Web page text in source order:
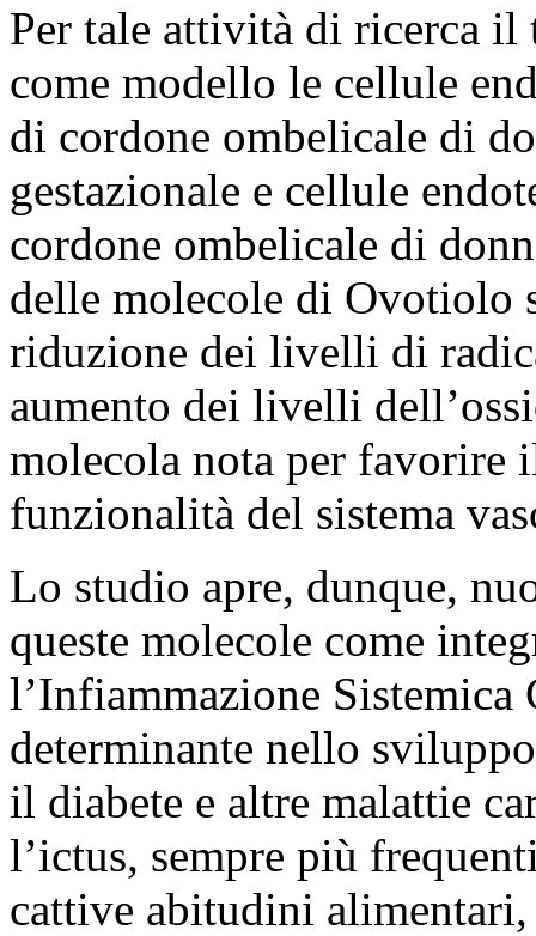
Per tale attività di ricerca
come modello le cellule
di cordone ombelicale di
gestazionale e cellule
cordone ombelicale di
delle molecole di Ovotiolo
riduzione dei livelli di
aumento dei livelli
molecola nota per favorire
funzionalità del sistema
Lo studio apre, dunque,
queste molecole come
l’Infiammazione Sistemica
determinante nello
il diabete e altre malattie
l’ictus, sempre più
cattive abitudini